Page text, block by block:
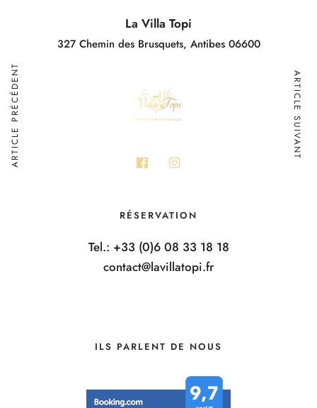
ARTICLE PRÉCÉDENT ARTICLE SUIVANT
La Villa Topi
327 Chemin des Brusquets, Antibes 06600
RÉSERVATION
Tel.: +33 (0)6 08 33 18 18
contact@lavillatopi.fr
ILS PARLENT DE NOUS